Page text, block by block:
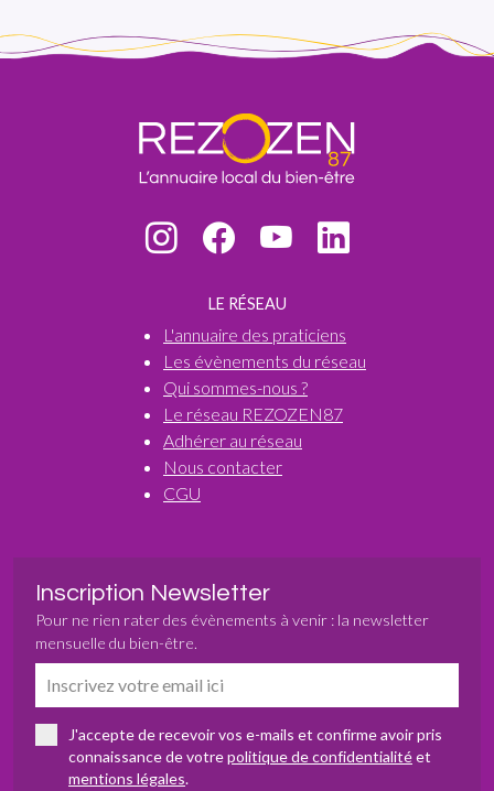
LE RÉSEAU
L'annuaire des praticiens
Les évènements du réseau
Qui sommes-nous ?
Le réseau REZOZEN87
Adhérer au réseau
Nous contacter
CGU
Inscription Newsletter
Pour ne rien rater des évènements à venir : la newsletter
mensuelle du bien-être.
J'accepte de recevoir vos e-mails et confirme avoir pris
connaissance de votrepolitique de confidentialitéet
mentions légales.